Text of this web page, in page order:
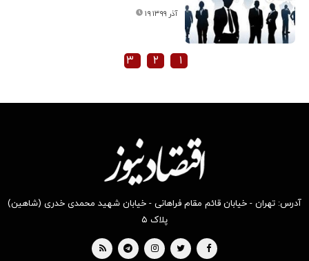
۱۹ آذر ۱۳۹۹
۱ ۲ ۳
آدرس: تهران - خیابان قائم مقام فراهانی - خیابان شهید محمدی خدری (شاهین)
پلاک ۵